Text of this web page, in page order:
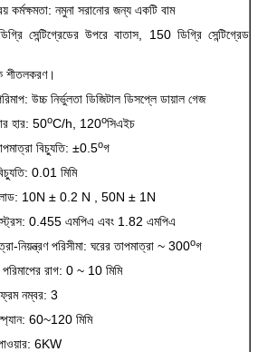
কর্মক্ষমতা: নমুনা সরানোর জন্য একটি বাম
সেন্টিগ্রেডের উপরে বাতাস, 150 ডিগ্রি সেন্টিগ্রেড
শীতলকরণ।
উচ্চ নির্ভুলতা ডিজিটাল ডিসপ্লে ডায়াল গেজ
হার: 50oC/h, 120oসিএইচ
বিচ্যুতি: ±0.5oগ
0.01 মিমি
10N ± 0.2 N , 50N ± 1N
0.455 এমপিএ এবং 1.82 এমপিএ
নিয়ন্ত্রণ পরিসীমা: ঘরের তাপমাত্রা ~ 300oগ
রাগ: 0 ~ 10 মিমি
নম্বর: 3
60~120 মিমি
6KW